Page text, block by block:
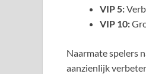
VIP 5:
VIP 10:
Naarmate spelers
aanzienlijk